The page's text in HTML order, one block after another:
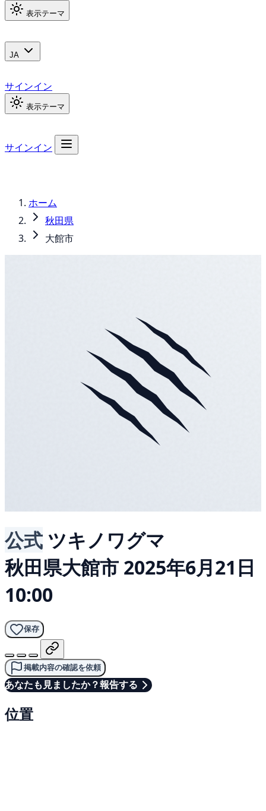
表示テーマ
JA
サインイン
表示テーマ
サインイン
ホーム
秋田県
大館市
公式 ツキノワグマ
秋田県大館市 2025年6月21日
10:00
保存
掲載内容の確認を依頼
あなたも見ましたか？報告する
位置